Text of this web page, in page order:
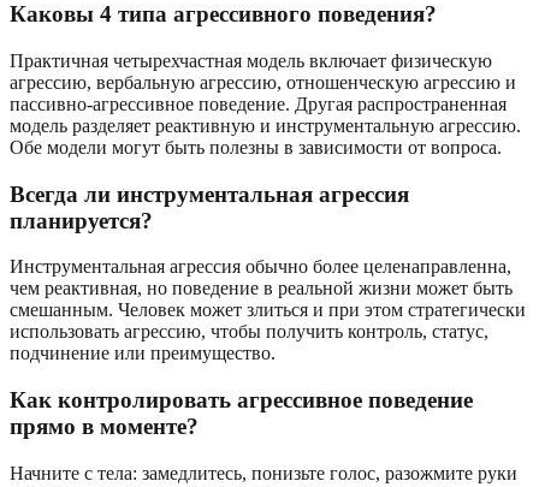
Каковы 4 типа агрессивного поведения?
Практичная четырехчастная модель включает физическую
агрессию, вербальную агрессию, отношенческую агрессию и
пассивно-агрессивное поведение. Другая распространенная
модель разделяет реактивную и инструментальную агрессию.
Обе модели могут быть полезны в зависимости от вопроса.
Всегда ли инструментальная агрессия
планируется?
Инструментальная агрессия обычно более целенаправленна,
чем реактивная, но поведение в реальной жизни может быть
смешанным. Человек может злиться и при этом стратегически
использовать агрессию, чтобы получить контроль, статус,
подчинение или преимущество.
Как контролировать агрессивное поведение
прямо в моменте?
Начните с тела: замедлитесь, понизьте голос, разожмите руки